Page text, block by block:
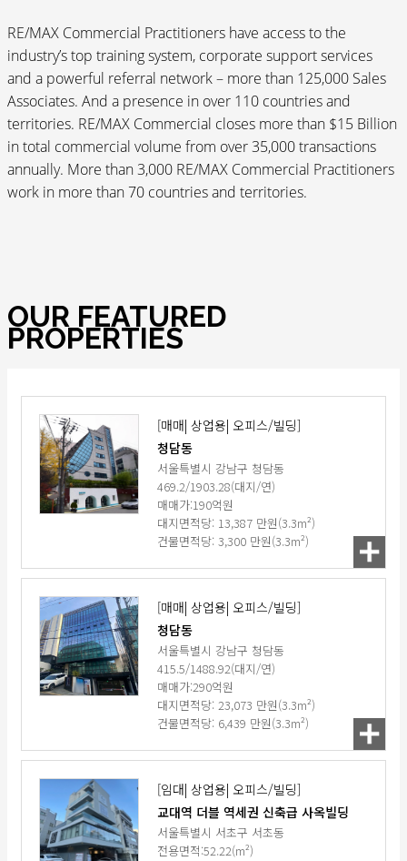
RE/MAX Commercial Practitioners have access to the
industry’s top training system, corporate support services
and a powerful referral network – more than 125,000 Sales
Associates. And a presence in over 110 countries and
territories. RE/MAX Commercial closes more than $15 Billion
in total commercial volume from over 35,000 transactions
annually. More than 3,000 RE/MAX Commercial Practitioners
work in more than 70 countries and territories.
OUR FEATURED
PROPERTIES